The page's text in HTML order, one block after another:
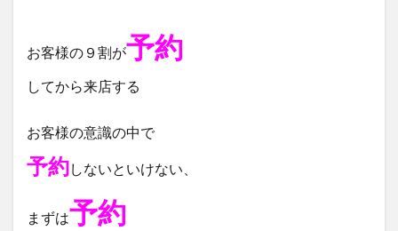
お客様の９割が予約
してから来店する
お客様の意識の中で
予約しないといけない、
まずは予約